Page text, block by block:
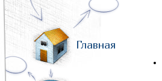
Главная